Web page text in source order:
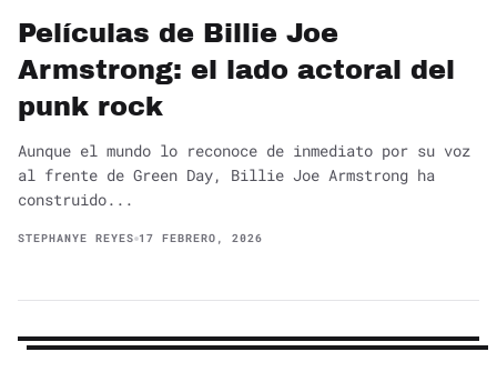
Películas de Billie Joe
Armstrong: el lado actoral del
punk rock
Aunque el mundo lo reconoce de inmediato por su voz
al frente de Green Day, Billie Joe Armstrong ha
construido...
STEPHANYE REYES 17 FEBRERO, 2026